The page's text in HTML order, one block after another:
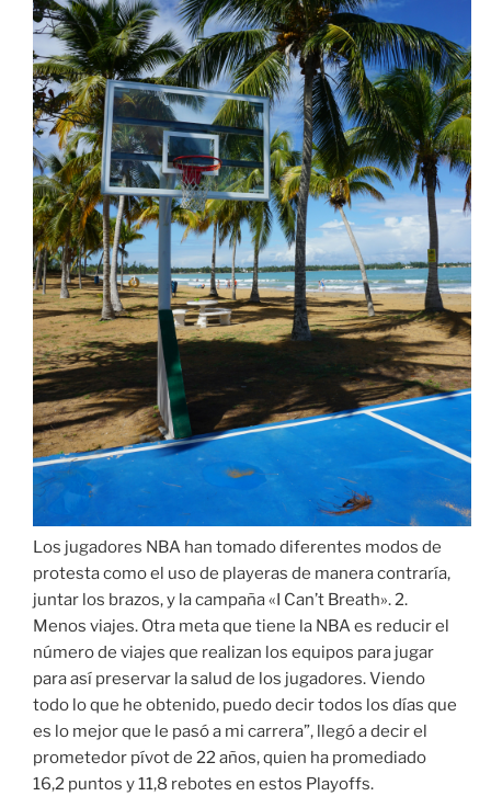
Los jugadores NBA han tomado diferentes modos de
protesta como el uso de playeras de manera contraría,
juntar los brazos, y la campaña «I Can’t Breath». 2.
Menos viajes. Otra meta que tiene la NBA es reducir el
número de viajes que realizan los equipos para jugar
para así preservar la salud de los jugadores. Viendo
todo lo que he obtenido, puedo decir todos los días que
es lo mejor que le pasó a mi carrera”, llegó a decir el
prometedor pívot de 22 años, quien ha promediado
16,2 puntos y 11,8 rebotes en estos Playoffs.